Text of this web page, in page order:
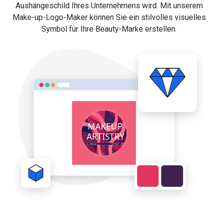
Aushängeschild Ihres Unternehmens wird. Mit unserem
Make-up-Logo-Maker können Sie ein stilvolles visuelles
Symbol für Ihre Beauty-Marke erstellen.